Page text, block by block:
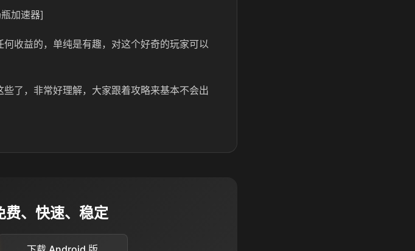
加速器]
收益的，单纯是有趣，对这个好奇的玩家可以
了，非常好理解，大家跟着攻略来基本不会出
费、快速、稳定